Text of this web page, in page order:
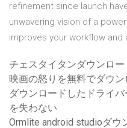
refinement since launch
unwavering vision of a
improves your workflow and
チェスタイタンダウンロ
映画の怒りを無料でダウ
ダウンロードしたドライ
を失わない
Ormlite android studioダウ